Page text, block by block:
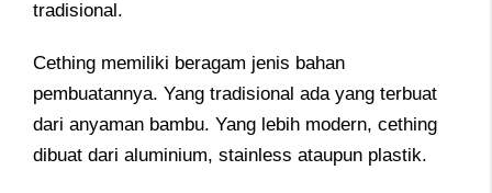
tradisional.
Cething memiliki beragam jenis bahan
pembuatannya. Yang tradisional ada yang terbuat
dari anyaman bambu. Yang lebih modern, cething
dibuat dari aluminium, stainless ataupun plastik.